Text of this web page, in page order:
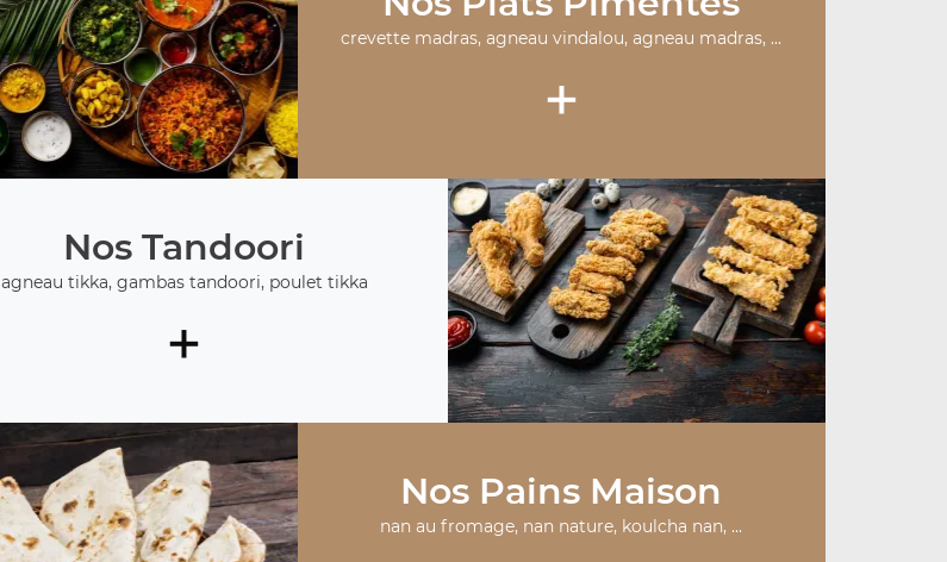
crevette madras, agneau vindalou, agneau madras, ...
+
Nos Tandoori
agneau tikka, gambas tandoori, poulet tikka
+
Nos Pains Maison
nan au fromage, nan nature, koulcha nan, ...